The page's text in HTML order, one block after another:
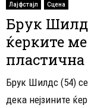
Лајфстајл Сцена
Брук
ќерките
пластична
Брук Шилдс (54)
дека нејзините